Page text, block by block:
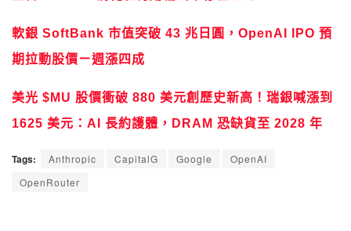
軟銀 SoftBank 市值突破 43 兆日圓，OpenAI IPO 預
期拉動股價ㄧ週漲四成
美光 $MU 股價衝破 880 美元創歷史新高！瑞銀喊漲到
1625 美元：AI 長約護體，DRAM 恐缺貨至 2028 年
Tags: Anthropic CapitalG Google
OpenAI
OpenRouter